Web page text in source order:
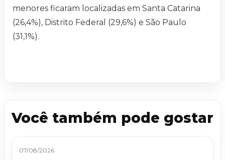
menores ficaram localizadas em Santa Catarina
(26,4%), Distrito Federal (29,6%) e São Paulo
(31,1%).
Você também pode gostar
07/08/2026